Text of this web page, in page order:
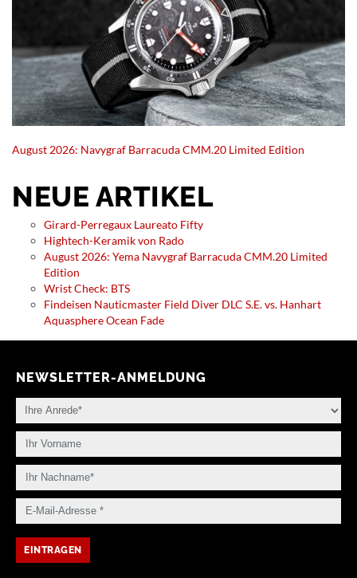
August 2026: Navygraf Barracuda CMM.20 Limited Edition
NEUE ARTIKEL
Girard-Perregaux Laureato Fifty
Hightech-Keramik von Rado
August 2026: Yema Navygraf Barracuda CMM.20 Limited
Edition
Wrist Check: BTS
Findeisen Nauticmaster Field Diver DLC S.E. vs. Hanhart
Aquasphere Ocean Fade
NEWSLETTER-ANMELDUNG